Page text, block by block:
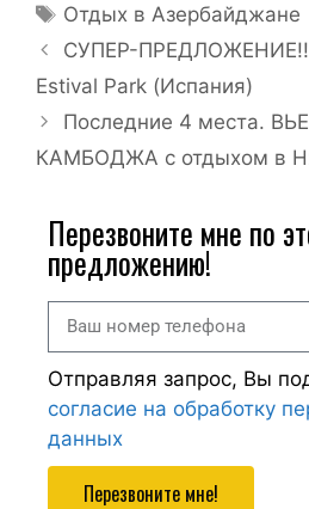
Отдых в Азербайджане
СУПЕР-ПРЕДЛОЖЕНИЕ!!
Estival Park (Испания)
Последние 4 места.
КАМБОДЖА с отдыхом в
Перезвоните мне по
предложению!
Отправляя запрос, Вы
согласие на обработку
данных
Перезвоните мне!